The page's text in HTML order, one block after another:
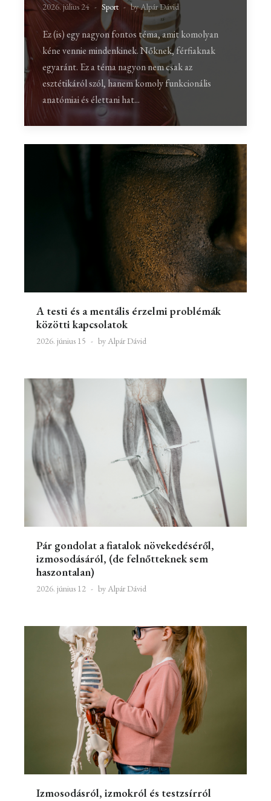
2026. július 24 Sport by Alpár Dávid
Ez (is) egy nagyon fontos téma, amit komolyan
kéne vennie mindenkinek. Nőknek, férfiaknak
egyaránt. Ez a téma nagyon nem csak az
esztétikáról szól, hanem komoly funkcionális
anatómiai és élettani hat...
A testi és a mentális érzelmi problémák
közötti kapcsolatok
2026. június 15 by Alpár Dávid
Pár gondolat a fiatalok növekedéséről,
izmosodásáról, (de felnőtteknek sem
haszontalan)
2026. június 12 by Alpár Dávid
Izmosodásról, izmokról és testzsírról